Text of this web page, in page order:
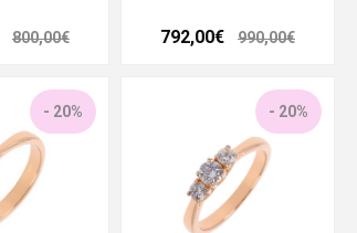
800,00€ 792,00€ 990,00€
- 20% - 20%